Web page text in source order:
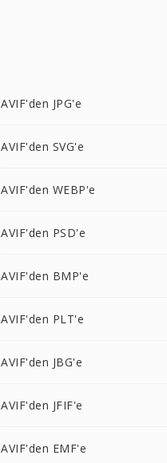
AVIF'den JPG'e
AVIF'den SVG'e
AVIF'den WEBP'e
AVIF'den PSD'e
AVIF'den BMP'e
AVIF'den PLT'e
AVIF'den JBG'e
AVIF'den JFIF'e
AVIF'den EMF'e